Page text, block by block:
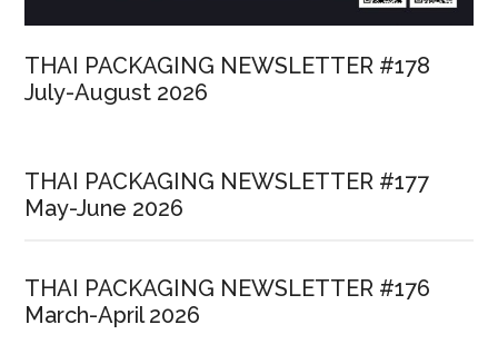
THAI PACKAGING NEWSLETTER #178
July-August 2026
THAI PACKAGING NEWSLETTER #177
May-June 2026
THAI PACKAGING NEWSLETTER #176
March-April 2026